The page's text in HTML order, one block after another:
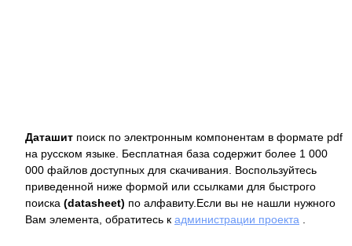
Даташит поиск по электронным компонентам в формате pdf
на русском языке. Бесплатная база содержит более 1 000
000 файлов доступных для скачивания. Воспользуйтесь
приведенной ниже формой или ссылками для быстрого
поиска (datasheet) по алфавиту.Если вы не нашли нужного
Вам элемента, обратитесь к администрации проекта